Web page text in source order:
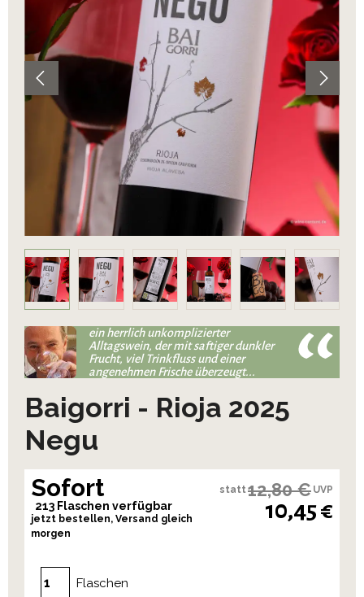
ein herrlich unkomplizierter
Alltagswein, der mit saftiger dunkler
Frucht, viel Trinkfluss und einer
angenehmen Frische überzeugt...
Baigorri - Rioja 2025
Negu
Sofort
213 Flaschen verfügbar
jetzt bestellen, Versand gleich
morgen
statt12,80 € UVP
10,45 €
Flaschen